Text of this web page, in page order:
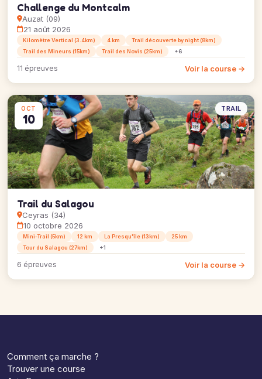
Challenge du Montcalm
Auzat (09)
21 août 2026
Kilomètre Vertical (3.4km) 4 km
Trail découverte by night (8km)
Trail des Mineurs (15km)
Trail des Novis (25km) +6
11 épreuves Voir la course →
OCT
10
TRAIL
Trail du Salagou
Ceyras (34)
10 octobre 2026
Mini-Trail (5km) 12 km La Presqu'île (13km)
25 km
Tour du Salagou (27km)
+1
6 épreuves Voir la course →
Comment ça marche ?
Trouver une course